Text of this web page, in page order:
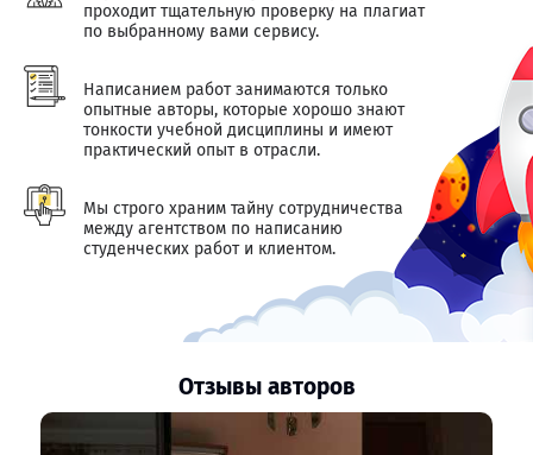
проходит тщательную проверку на плагиат
по выбранному вами сервису.
Написанием работ занимаются только
опытные авторы, которые хорошо знают
тонкости учебной дисциплины и имеют
практический опыт в отрасли.
Мы строго храним тайну сотрудничества
между агентством по написанию
студенческих работ и клиентом.
Отзывы авторов